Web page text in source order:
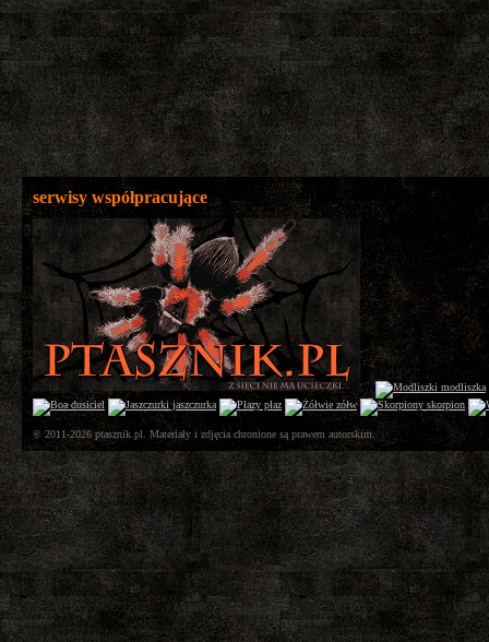
serwisy współpracujące
© 2011-2026 ptasznik.pl. Materiały i zdjęcia chronione są prawem autorskim.